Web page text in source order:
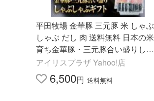
平田牧場 金華豚 三元豚 米 しゃぶ
しゃぶ だし 肉 送料無料 日本の米
育ち金華豚・三元豚合い盛りしゃ
ぶしゃぶギフト JHS-37 株式会社
平田牧場 (代引不可) (TD)
アイリスプラザ Yahoo!店
6,500円 送料無料